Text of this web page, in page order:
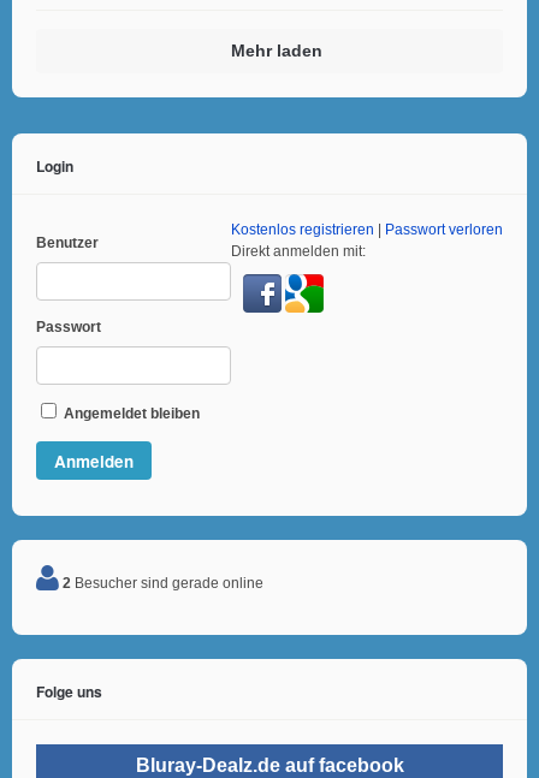
Mehr laden
Login
Benutzer
Passwort
Angemeldet bleiben
Kostenlos registrieren
Passwort verloren
Direkt anmelden mit:
2 Besucher sind gerade online
Folge uns
Bluray-Dealz.de auf facebook